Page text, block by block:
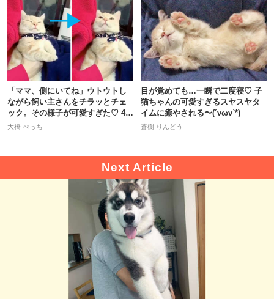
「ママ、側にいてね」ウトウトし
ながら飼い主さんをチラッとチェ
ック。その様子が可愛すぎた♡ 46
秒
大橋 ぺっち
目が覚めても…一瞬で二度寝♡ 子
猫ちゃんの可愛すぎるスヤスヤタ
イムに癒やされる〜(´vωv`*)
蒼樹 りんどう